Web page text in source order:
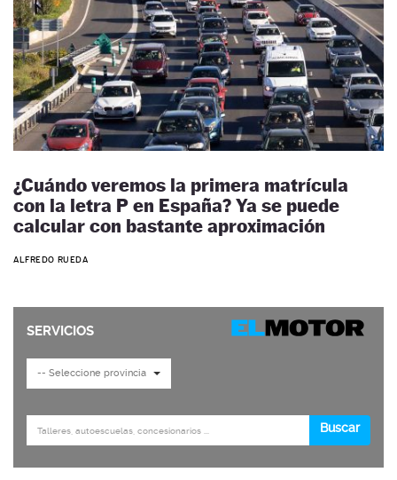
¿Cuándo veremos la primera matrícula
con la letra P en España? Ya se puede
calcular con bastante aproximación
ALFREDO RUEDA